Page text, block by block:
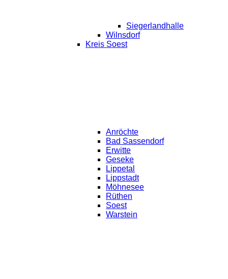
Siegerlandhalle
Wilnsdorf
Kreis Soest
Anröchte
Bad Sassendorf
Erwitte
Geseke
Lippetal
Lippstadt
Möhnesee
Rüthen
Soest
Warstein